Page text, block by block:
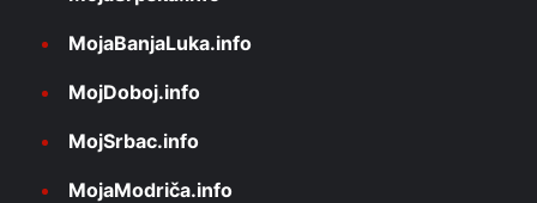
MojaBanjaLuka.info
MojDoboj.info
MojSrbac.info
MojaModriča.info